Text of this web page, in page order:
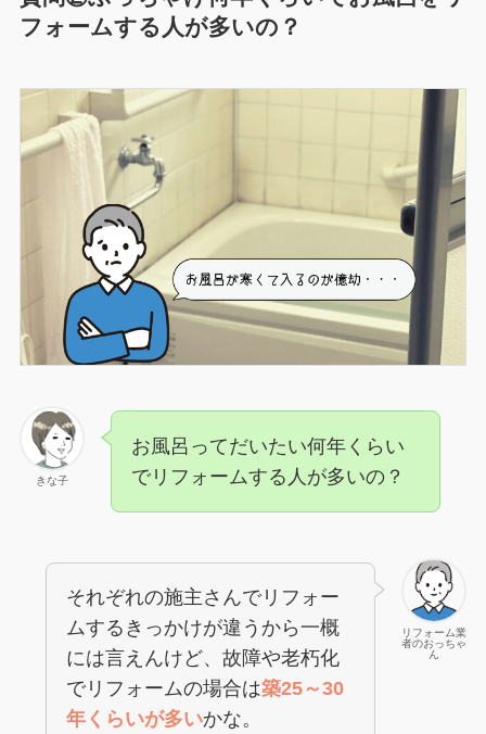
フォームする人が多いの？
きな子
お風呂ってだいたい何年くらい
でリフォームする人が多いの？
リフォーム業
者のおっちゃ
ん
それぞれの施主さんでリフォー
ムするきっかけが違うから一概
には言えんけど、故障や老朽化
でリフォームの場合は築25～30
年くらいが多いかな。